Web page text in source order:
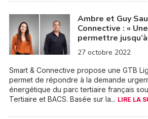
Ambre et Guy
Connective : «
permettre
27 octobre 2022
Smart & Connective propose une GTB
permet de répondre à la demande
énergétique du parc tertiaire français
Tertiaire et BACS. Basée sur la... LIRE LA